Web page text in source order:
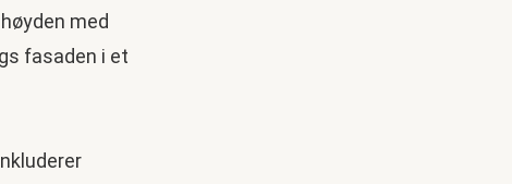
med
fasaden i et